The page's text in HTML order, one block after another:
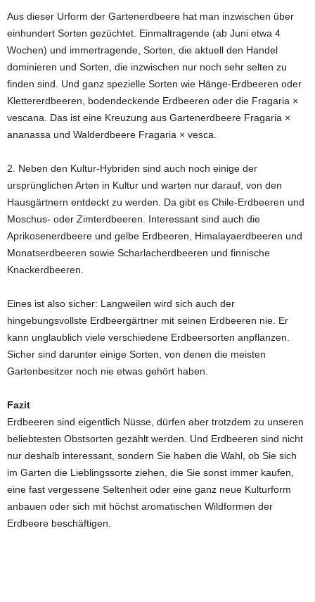
Aus dieser Urform der Gartenerdbeere hat man inzwischen über
einhundert Sorten gezüchtet. Einmaltragende (ab Juni etwa 4
Wochen) und immertragende, Sorten, die aktuell den Handel
dominieren und Sorten, die inzwischen nur noch sehr selten zu
finden sind. Und ganz spezielle Sorten wie Hänge-Erdbeeren oder
Klettererdbeeren, bodendeckende Erdbeeren oder die Fragaria ×
vescana. Das ist eine Kreuzung aus Gartenerdbeere Fragaria ×
ananassa und Walderdbeere Fragaria × vesca.
2. Neben den Kultur-Hybriden sind auch noch einige der
ursprünglichen Arten in Kultur und warten nur darauf, von den
Hausgärtnern entdeckt zu werden. Da gibt es Chile-Erdbeeren und
Moschus- oder Zimterdbeeren. Interessant sind auch die
Aprikosenerdbeere und gelbe Erdbeeren, Himalayaerdbeeren und
Monatserdbeeren sowie Scharlacherdbeeren und finnische
Knackerdbeeren.
Eines ist also sicher: Langweilen wird sich auch der
hingebungsvollste Erdbeergärtner mit seinen Erdbeeren nie. Er
kann unglaublich viele verschiedene Erdbeersorten anpflanzen.
Sicher sind darunter einige Sorten, von denen die meisten
Gartenbesitzer noch nie etwas gehört haben.
Fazit
Erdbeeren sind eigentlich Nüsse, dürfen aber trotzdem zu unseren
beliebtesten Obstsorten gezählt werden. Und Erdbeeren sind nicht
nur deshalb interessant, sondern Sie haben die Wahl, ob Sie sich
im Garten die Lieblingssorte ziehen, die Sie sonst immer kaufen,
eine fast vergessene Seltenheit oder eine ganz neue Kulturform
anbauen oder sich mit höchst aromatischen Wildformen der
Erdbeere beschäftigen.